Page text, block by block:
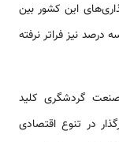
این کشور بین
از سه درصد نیز فراتر نرفته
گردشگری کلید
در تنوع اقتصادی